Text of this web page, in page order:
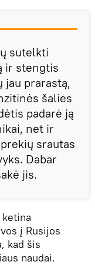
sutelkti
ir stengtis
jau prarastą,
šalies
padarė ją
net ir
srautas
Dabar
jis.
į Rusijos
kad šis
naudai.